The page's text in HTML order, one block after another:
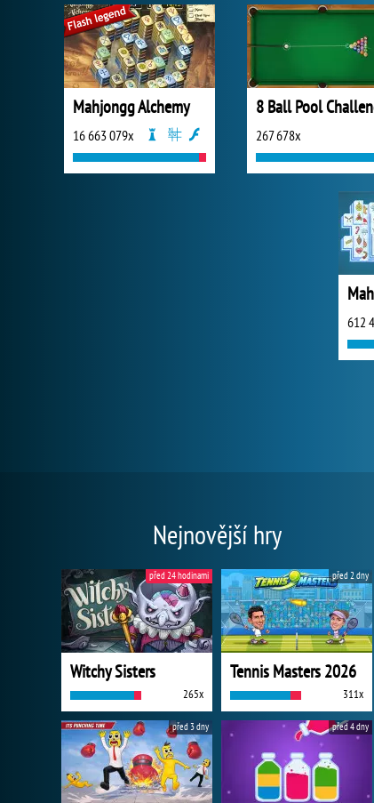
Mahjongg Alchemy
16 663 079x
8 Ball Pool
267 678x
612
Nejnovější hry
Witchy Sisters
265x
před 24 hodinami
Tennis Masters 2026
311x
před 2 dny
před 3 dny před 4 dny